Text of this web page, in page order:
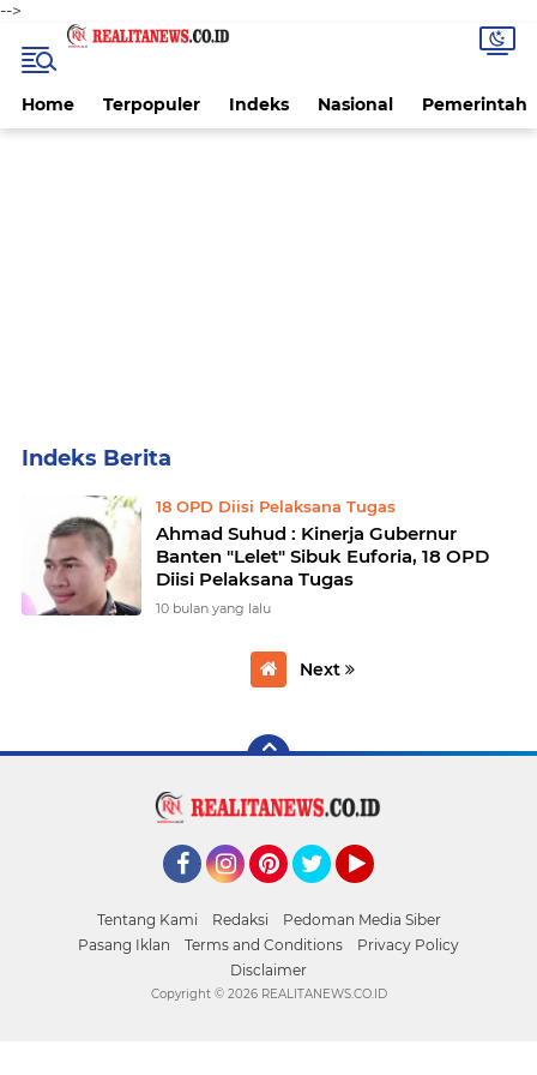
-->
Home Terpopuler Indeks Nasional Pemerintah
18 OPD Diisi Pelaksana Tugas
Ahmad Suhud : Kinerja Gubernur
Banten "Lelet" Sibuk Euforia, 18 OPD
Diisi Pelaksana Tugas
10 bulan yang lalu
Next
Tentang Kami Redaksi
Pedoman Media Siber
Pasang Iklan
Terms and Conditions
Privacy Policy
Disclaimer
Copyright © 2026 REALITANEWS.CO.ID